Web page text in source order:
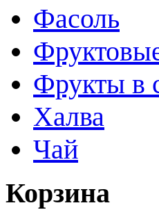
Фасоль
Фрукты в
Халва
Чай
Корзина